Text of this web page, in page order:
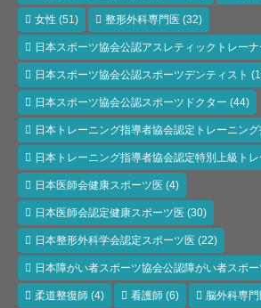
女性 (51) 整形外科専門医 (32)
日本スポーツ協会公認アスレティックトレーナ
日本スポーツ協会公認スポーツデンティスト
日本スポーツ協会公認スポーツドクター (44)
日本トレーニング指導者協会認定トレーニン
日本トレーニング指導者協会認定特別上級ト
日本医師会健康スポーツ医 (4)
日本医師会認定健康スポーツ医 (30)
日本整形外科学会認定スポーツ医 (22)
日本障がい者スポーツ協会公認障がい者スポー
柔道整復師 (4) 看護師 (6) 脳外科専門